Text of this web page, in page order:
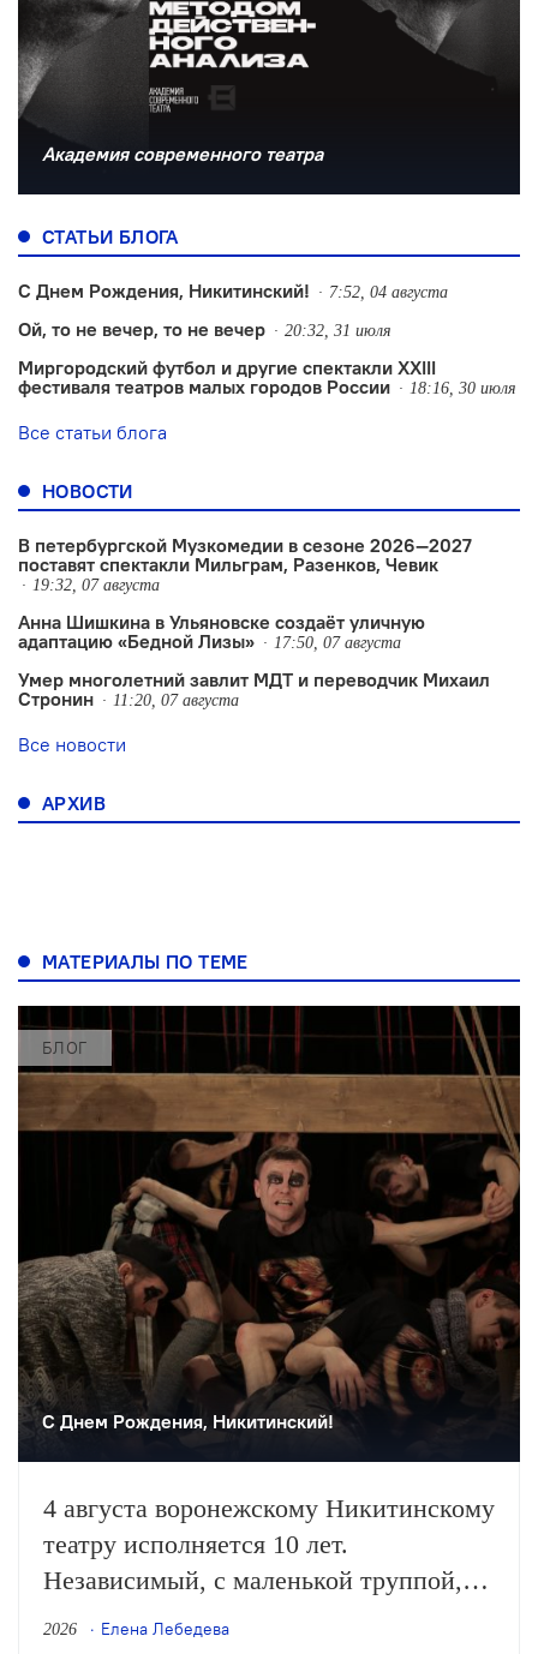
Академия современного театра
СТАТЬИ БЛОГА
С Днем Рождения, Никитинский! 7:52, 04 августа
Ой, то не вечер, то не вечер 20:32, 31 июля
Миргородский футбол и другие спектакли XXIII
фестиваля театров малых городов России
18:16, 30 июля
Все статьи блога
НОВОСТИ
В петербургской Музкомедии в сезоне 2026—2027
поставят спектакли Мильграм, Разенков, Чевик
19:32, 07 августа
Анна Шишкина в Ульяновске создаëт уличную
адаптацию «Бедной Лизы»
17:50, 07 августа
Умер многолетний завлит МДТ и переводчик Михаил
Стронин
11:20, 07 августа
Все новости
АРХИВ
МАТЕРИАЛЫ ПО ТЕМЕ
БЛОГ
С Днем Рождения, Никитинский!
4 августа воронежскому Никитинскому
театру исполняется 10 лет.
Независимый, с маленькой труппой,
он все очевиднее становится
2026
Елена Лебедева